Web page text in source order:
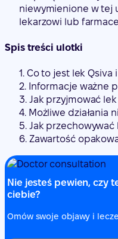
niewymienione w tej
lekarzowi lub
Spis treści ulotki
1. Co to jest lek
2. Informacje ważne
3. Jak przyjmować lek
4. Możliwe działania
5. Jak przechowywać
6. Zawartość
Nie jesteś pewien, czy
ciebie?
Omów swoje objawy i